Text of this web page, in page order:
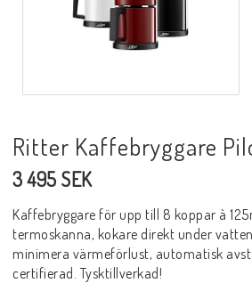
Ritter Kaffebryggare
3 495 SEK
Kaffebryggare för upp till 8 koppar à
termoskanna, kokare direkt under
minimera värmeförlust, automatisk
certifierad. Tysktillverkad!